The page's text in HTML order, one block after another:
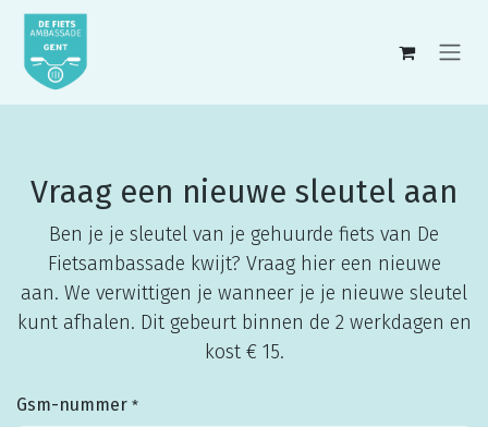
Overslaan naar inhoud
Vraag een nieuwe sleutel aan
Ben je je sleutel van je gehuurde fiets van De
Fietsambassade kwijt? Vraag hier een nieuwe
aan. We verwittigen je wanneer je je nieuwe sleutel
kunt afhalen. Dit gebeurt binnen de 2 werkdagen en
kost € 15.
Gsm-nummer *